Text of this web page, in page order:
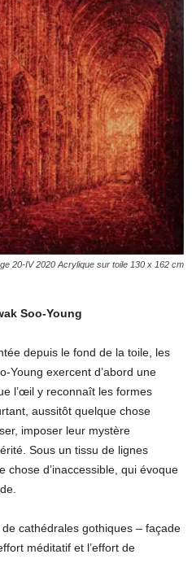
20-IV 2020 Acrylique sur toile 130 x 162 cm
Soo-Young
depuis le fond de la toile, les
Young exercent d’abord une
l’œil y reconnaît les formes
aussitôt quelque chose
imposer leur mystère
Sous un tissu de lignes
chose d’inaccessible, qui évoque
cathédrales gothiques – façade
méditatif et l’effort de